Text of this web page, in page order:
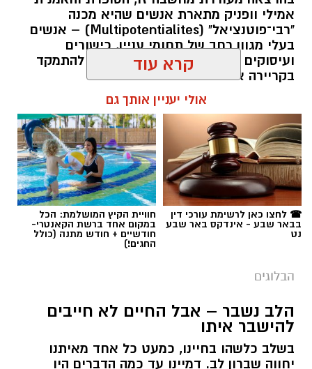
בקריירה אחת בלבד.
האם גם אתם כאלה?
אלדה נתנאל / 09:20 07.08.26
תגים:ייעוד
אולי יעניין אותך גם
☎ לחצו כאן לרשימת עורכי דין
בבאר שבע - אינדקס באר שבע
נט
חוויית הקיץ המושלמת: הכל
במקום אחד ברשת הקאנטרי-
חודשיים + חודש מתנה (כולל
החגים!)
הבלוגים
הלב נשבר – אבל החיים לא חייבים
בשלב כלשהו בחיינו, כמעט כל אחד מאיתנו
יכולים להיות שונים אילו היינו מעניקים יותר
תשומת לב לכאב הרגשי הייחודי הזה.
הפסיכולוג גיא וינץ' מסביר כי ההחלמה משברון